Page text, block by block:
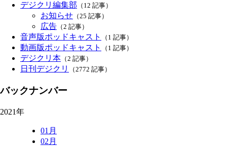
デジクリ編集部 （12 記事）
お知らせ （25 記事）
広告 （2 記事）
音声版ポッドキャスト （1 記事）
動画版ポッドキャスト （1 記事）
デジクリ本 （2 記事）
日刊デジクリ （2772 記事）
バックナンバー
2021年
01月
02月